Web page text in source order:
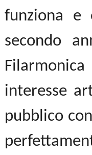
funziona e
secondo
interesse
pubblico